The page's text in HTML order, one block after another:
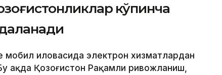
кўпинча
мобил иловасида электрон хизматлардан
ҳақда Қозоғистон Рақамли ривожланиш,